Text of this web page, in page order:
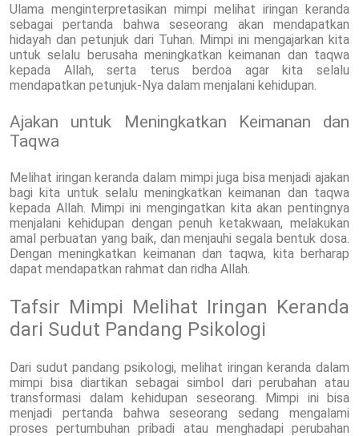
Ulama menginterpretasikan mimpi melihat iringan keranda
sebagai pertanda bahwa seseorang akan mendapatkan
hidayah dan petunjuk dari Tuhan. Mimpi ini mengajarkan kita
untuk selalu berusaha meningkatkan keimanan dan taqwa
kepada Allah, serta terus berdoa agar kita selalu
mendapatkan petunjuk-Nya dalam menjalani kehidupan.
Ajakan untuk Meningkatkan Keimanan dan
Taqwa
Melihat iringan keranda dalam mimpi juga bisa menjadi ajakan
bagi kita untuk selalu meningkatkan keimanan dan taqwa
kepada Allah. Mimpi ini mengingatkan kita akan pentingnya
menjalani kehidupan dengan penuh ketakwaan, melakukan
amal perbuatan yang baik, dan menjauhi segala bentuk dosa.
Dengan meningkatkan keimanan dan taqwa, kita berharap
dapat mendapatkan rahmat dan ridha Allah.
Tafsir Mimpi Melihat Iringan Keranda
dari Sudut Pandang Psikologi
Dari sudut pandang psikologi, melihat iringan keranda dalam
mimpi bisa diartikan sebagai simbol dari perubahan atau
transformasi dalam kehidupan seseorang. Mimpi ini bisa
menjadi pertanda bahwa seseorang sedang mengalami
proses pertumbuhan pribadi atau menghadapi perubahan